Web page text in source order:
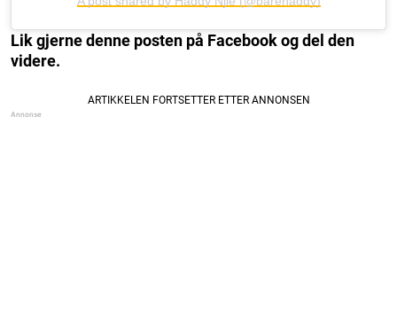
Lik gjerne denne posten på Facebook og del den
videre.